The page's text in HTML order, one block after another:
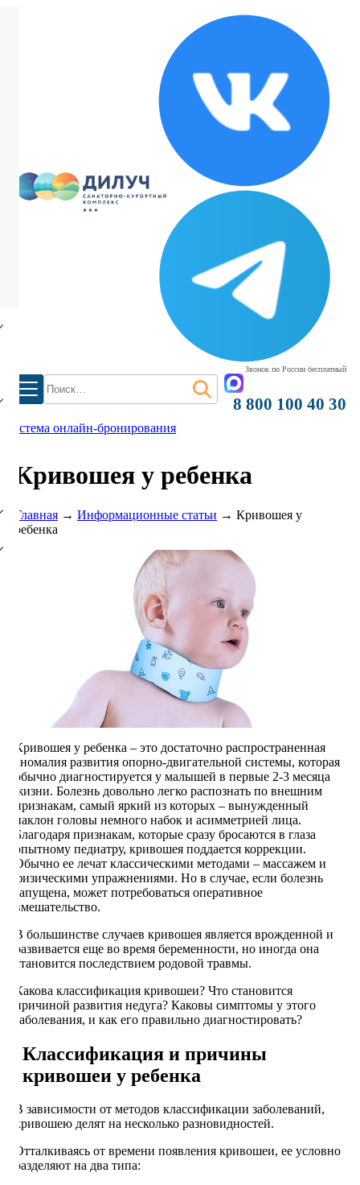
Найти:
Звонок по России бесплатный
8 800 100 40 30
система онлайн-бронирования
Кривошея у ребенка
Главная → Информационные статьи → Кривошея у
ребенка
Кривошея у ребенка – это достаточно распространенная
аномалия развития опорно-двигательной системы, которая
обычно диагностируется у малышей в первые 2-3 месяца
жизни. Болезнь довольно легко распознать по внешним
признакам, самый яркий из которых – вынужденный
наклон головы немного набок и асимметрией лица.
Благодаря признакам, которые сразу бросаются в глаза
опытному педиатру, кривошея поддается коррекции.
Обычно ее лечат классическими методами – массажем и
физическими упражнениями. Но в случае, если болезнь
запущена, может потребоваться оперативное
вмешательство.
В большинстве случаев кривошея является врожденной и
развивается еще во время беременности, но иногда она
становится последствием родовой травмы.
Какова классификация кривошеи? Что становится
причиной развития недуга? Каковы симптомы у этого
заболевания, и как его правильно диагностировать?
Классификация и причины
кривошеи у ребенка
В зависимости от методов классификации заболеваний,
кривошею делят на несколько разновидностей.
Отталкиваясь от времени появления кривошеи, ее условно
разделяют на два типа: